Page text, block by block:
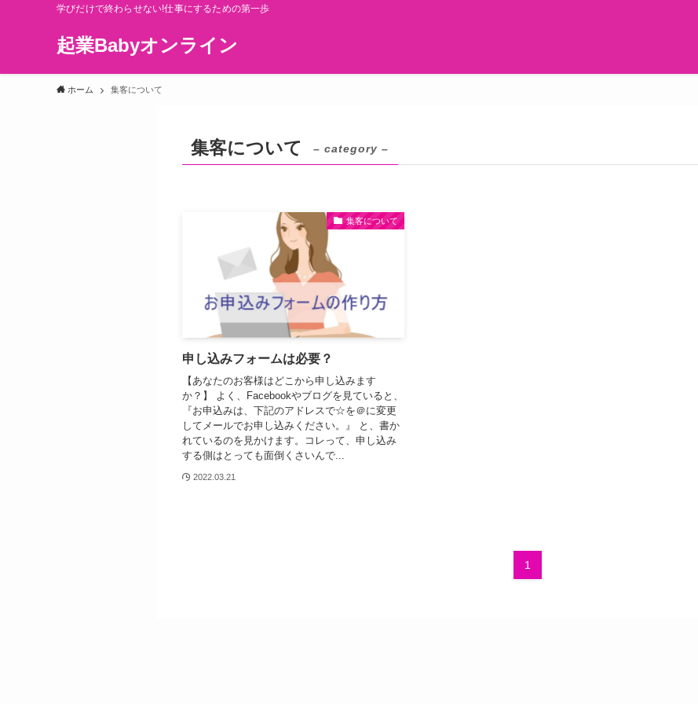
学びだけで終わらせない!仕事にするための第一歩
起業Babyオンライン
ホーム 集客について
集客について – category –
集客について
申し込みフォームは必要？
【あなたのお客様はどこから申し込みます
か？】 よく、Facebookやブログを見ていると、
『お申込みは、下記のアドレスで☆を＠に変更
してメールでお申し込みください。』 と、書か
れているのを見かけます。コレって、申し込み
する側はとっても面倒くさいんで...
2022.03.21
1